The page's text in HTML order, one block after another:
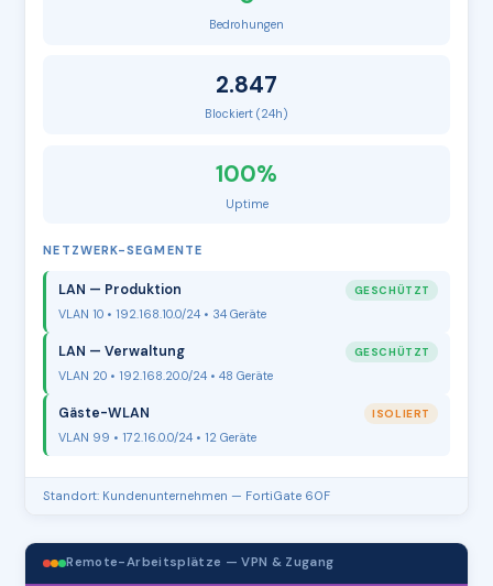
Bedrohungen
2.847
Blockiert (24h)
100%
Uptime
NETZWERK-SEGMENTE
LAN — Produktion GESCHÜTZT
VLAN 10 • 192.168.10.0/24 • 34 Geräte
LAN — Verwaltung GESCHÜTZT
VLAN 20 • 192.168.20.0/24 • 48 Geräte
Gäste-WLAN ISOLIERT
VLAN 99 • 172.16.0.0/24 • 12 Geräte
Standort: Kundenunternehmen — FortiGate 60F
Remote-Arbeitsplätze — VPN & Zugang